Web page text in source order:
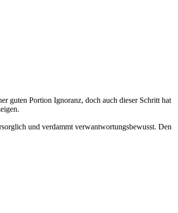
guten Portion Ignoranz, doch auch dieser Schritt hat
und verdammt verwantwortungsbewusst. Den